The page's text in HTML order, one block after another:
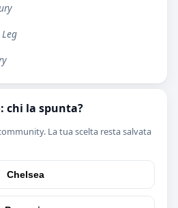
Leg
chi la spunta?
La tua scelta resta salvata
Chelsea